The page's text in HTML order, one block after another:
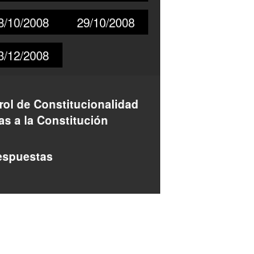
10/2008
29/10/2008
12/2008
de Constitucionalidad
a la Constitución